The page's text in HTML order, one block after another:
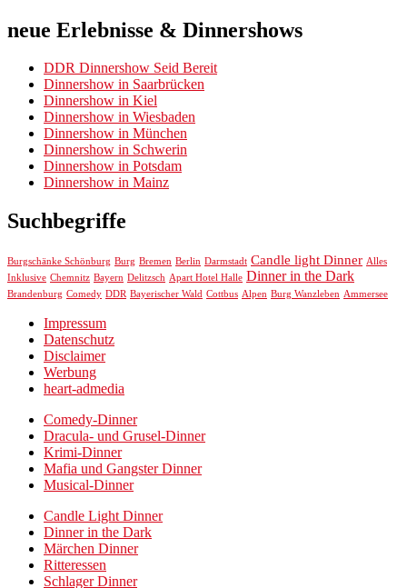
neue Erlebnisse & Dinnershows
DDR Dinnershow Seid Bereit
Dinnershow in Saarbrücken
Dinnershow in Kiel
Dinnershow in Wiesbaden
Dinnershow in München
Dinnershow in Schwerin
Dinnershow in Potsdam
Dinnershow in Mainz
Suchbegriffe
Burgschänke Schönburg Burg Bremen Berlin Darmstadt Candle light Dinner Alles
Inklusive Chemnitz Bayern Delitzsch Apart Hotel Halle Dinner in the Dark
Brandenburg Comedy DDR Bayerischer Wald Cottbus Alpen Burg Wanzleben Ammersee
Impressum
Datenschutz
Disclaimer
Werbung
heart-admedia
Comedy-Dinner
Dracula- und Grusel-Dinner
Krimi-Dinner
Mafia und Gangster Dinner
Musical-Dinner
Candle Light Dinner
Dinner in the Dark
Märchen Dinner
Ritteressen
Schlager Dinner